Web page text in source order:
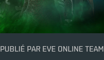
PUBLIÉ PAR EVE ONLINE TEAM